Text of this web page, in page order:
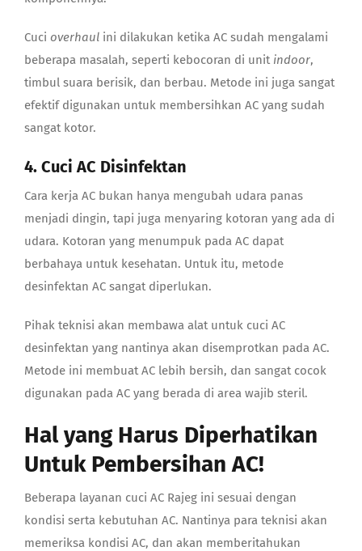
Cuci overhaul ini dilakukan ketika AC sudah mengalami
beberapa masalah, seperti kebocoran di unit indoor,
timbul suara berisik, dan berbau. Metode ini juga sangat
efektif digunakan untuk membersihkan AC yang sudah
sangat kotor.
4. Cuci AC Disinfektan
Cara kerja AC bukan hanya mengubah udara panas
menjadi dingin, tapi juga menyaring kotoran yang ada di
udara. Kotoran yang menumpuk pada AC dapat
berbahaya untuk kesehatan. Untuk itu, metode
desinfektan AC sangat diperlukan.
Pihak teknisi akan membawa alat untuk cuci AC
desinfektan yang nantinya akan disemprotkan pada AC.
Metode ini membuat AC lebih bersih, dan sangat cocok
digunakan pada AC yang berada di area wajib steril.
Hal yang Harus Diperhatikan
Untuk Pembersihan AC!
Beberapa layanan cuci AC Rajeg ini sesuai dengan
kondisi serta kebutuhan AC. Nantinya para teknisi akan
memeriksa kondisi AC, dan akan memberitahukan